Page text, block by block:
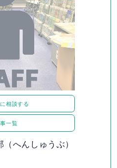
相談する
一覧
へんしゅうぶ）